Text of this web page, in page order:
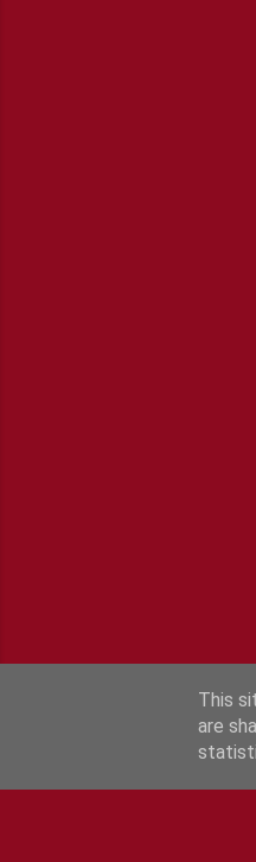
This
are